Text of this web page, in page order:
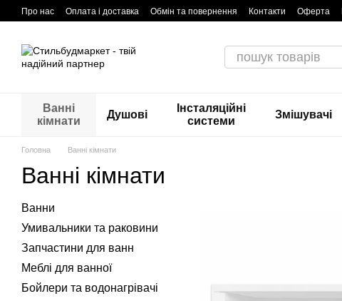
Перейти до основного контенту
Про нас Оплата і доставка Обмін та повернення Контакти Оферта
Ванні
кімнати
Душові
Інсталяційні
системи
Змішувачі
Головна Ванні кімнати
Ванні кімнати
Ванни
Умивальники та раковини
Запчастини для ванн
Меблі для ванної
Бойлери та водонагрівачі